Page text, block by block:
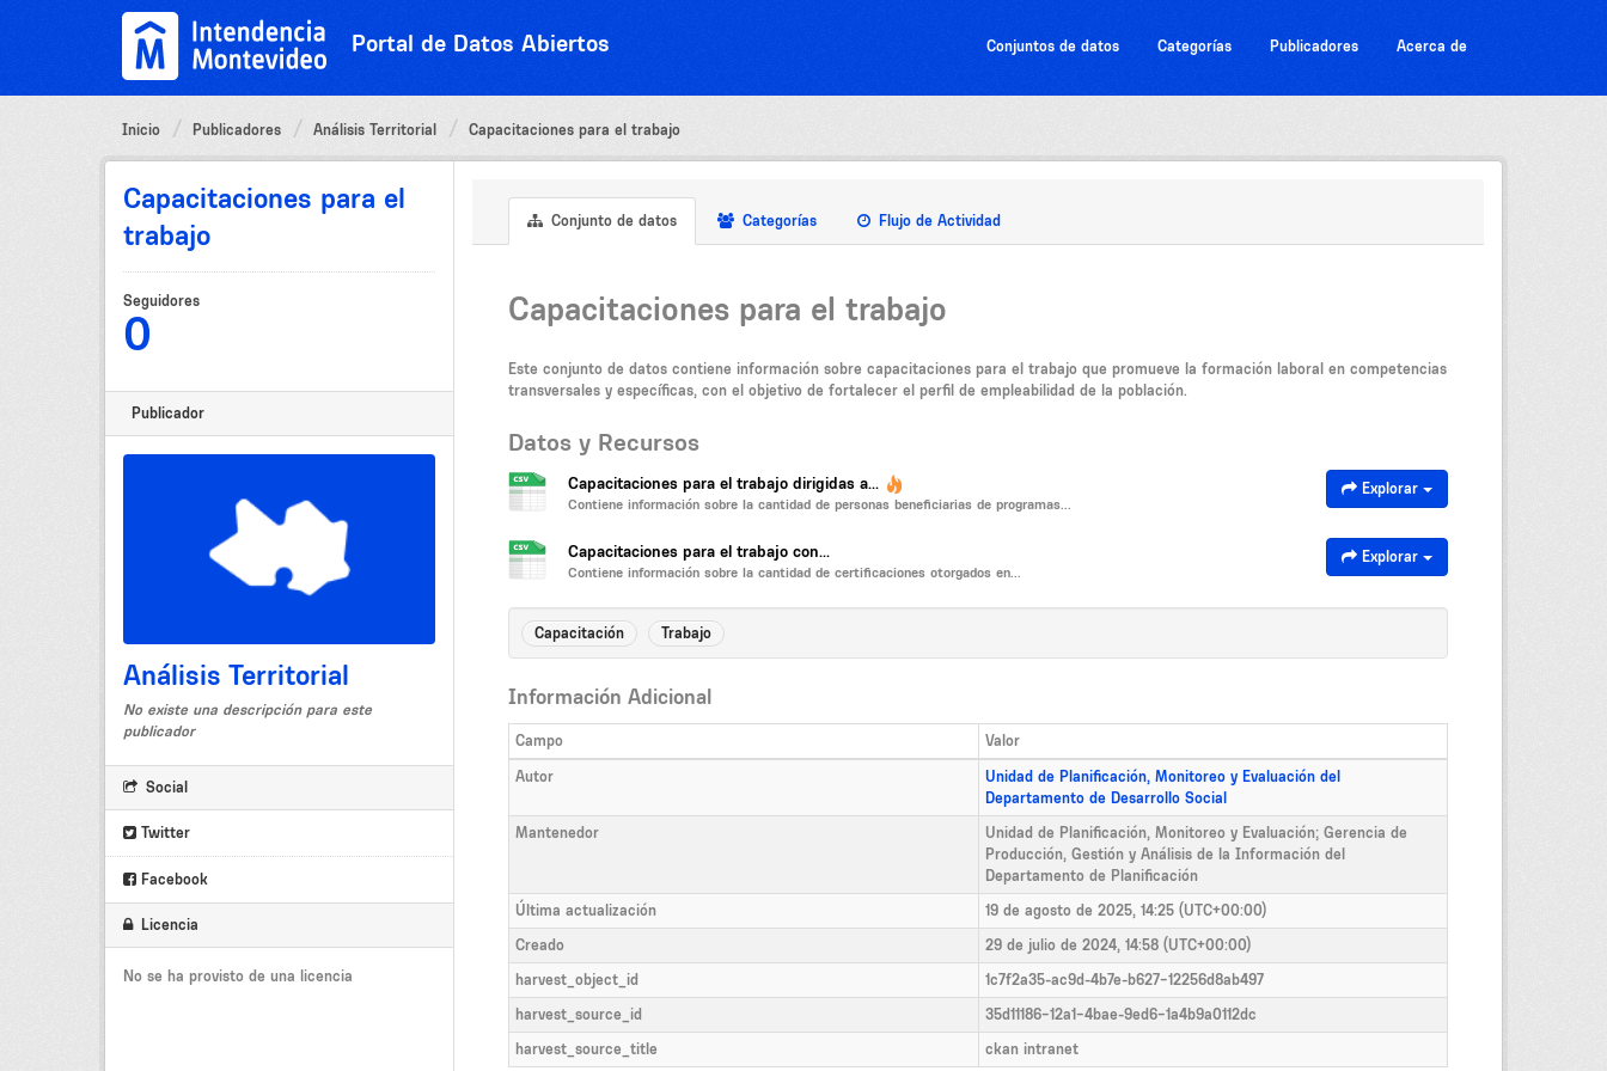
Portal de Datos Abiertos Conjuntos de datos Categorías Publicadores Acerca de
Inicio Publicadores Análisis Territorial Capacitaciones para el trabajo
Capacitaciones para el
trabajo
Seguidores
0
Publicador
Análisis Territorial
No existe una descripción para este
publicador
Social
Twitter
Facebook
Licencia
No se ha provisto de una licencia
Conjunto de datos Categorías Flujo de Actividad
Capacitaciones para el trabajo
Este conjunto de datos contiene información sobre capacitaciones para el trabajo que promueve la formación laboral en competencias
transversales y específicas, con el objetivo de fortalecer el perfil de empleabilidad de la población.
Datos y Recursos
Capacitaciones para el trabajo dirigidas a...
Contiene información sobre la cantidad de personas beneficiarias de programas...
Explorar
Capacitaciones para el trabajo con...
Contiene información sobre la cantidad de certificaciones otorgados en...
Explorar
Capacitación Trabajo
Información Adicional
Campo
Valor
Autor
Unidad de Planificación, Monitoreo y Evaluación del
Departamento de Desarrollo Social
Mantenedor
Unidad de Planificación, Monitoreo y Evaluación; Gerencia de
Producción, Gestión y Análisis de la Información del
Departamento de Planificación
Última actualización
19 de agosto de 2025, 14:25 (UTC+00:00)
Creado
29 de julio de 2024, 14:58 (UTC+00:00)
harvest_object_id
1c7f2a35-ac9d-4b7e-b627-12256d8ab497
harvest_source_id
35d11186-12a1-4bae-9ed6-1a4b9a0112dc
harvest_source_title
ckan intranet